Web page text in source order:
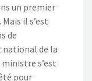
un premier
il s’est
de
de la
s’est
pour